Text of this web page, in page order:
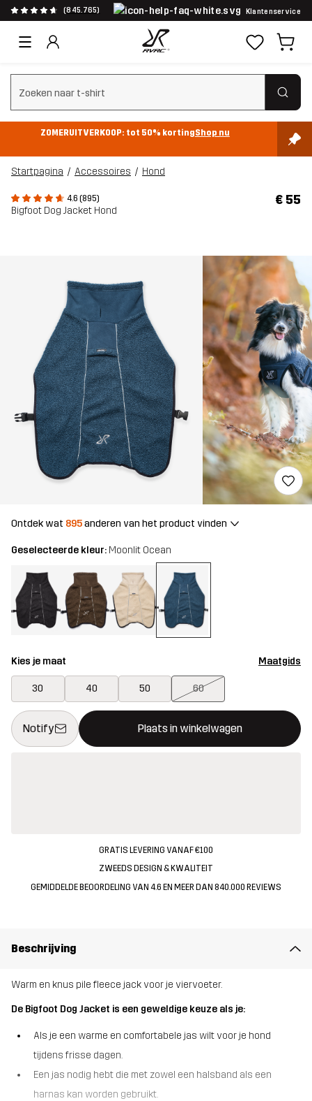
(845.765) Klantenservice
Zoeken wissen
ZOMERUITVERKOOP: tot 50% kortingShop nu
Startpagina Accessoires Hond
4.6 (895)
Bigfoot Dog Jacket Hond
€ 55
Ontdek wat 895anderen van het product vinden
Geselecteerde kleur: Moonlit Ocean
Kies je maat Maatgids
30 40 50 60
Notify Plaats in winkelwagen
Deze knop opent een modal met de bevestiging van een
{{size}} niet beschikbaar
GRATIS LEVERING VANAF €100
ZWEEDS DESIGN & KWALITEIT
GEMIDDELDE BEOORDELING VAN 4.6 EN MEER DAN 840.000 REVIEWS
Beschrijving
Warm en knus pile fleece jack voor je viervoeter.
De Bigfoot Dog Jacket is een geweldige keuze als je:
Als je een warme en comfortabele jas wilt voor je hond
tijdens frisse dagen.
Een jas nodig hebt die met zowel een halsband als een
harnas kan worden gebruikt.